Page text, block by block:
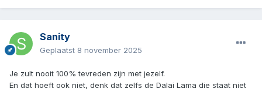
Sanity
Geplaatst 8 november 2025
Je zult nooit 100% tevreden zijn met jezelf.
En dat hoeft ook niet, denk dat zelfs de Dalai Lama die staat niet